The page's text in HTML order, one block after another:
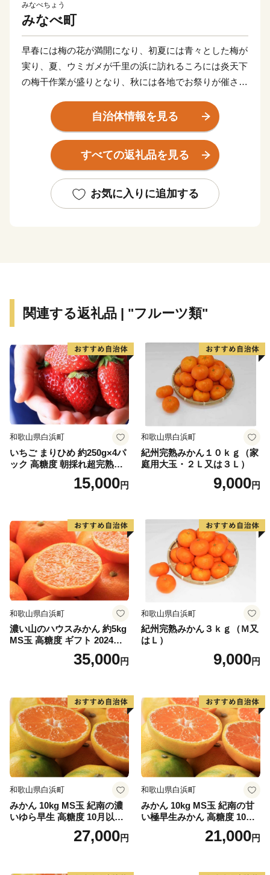
みなべちょう
みなべ町
早春には梅の花が満開になり、初夏には青々とした梅が
実り、夏、ウミガメが千里の浜に訪れるころには炎天下
の梅干作業が盛りとなり、秋には各地でお祭りが催され
っている皆様、みなべ町を応援してくださいませんか。
みなべ町の基幹産業である、梅を生産するシステムが、
平成27年12月15日（火）にFAO（国際連合食糧農業機
関本部）で開催された「GIAHS運営・科学合同委員
自治体情報を見る
すべての返礼品を見る
お気に入りに追加する
関連する返礼品 | "フルーツ類"
和歌山県白浜町
いちご まりひめ 約250g×4パ
ック 高糖度 朝採れ超完熟ま
りひめ 1月以降発送分
15,000円
和歌山県白浜町
紀州完熟みかん１０ｋｇ（家
庭用大玉・２Ｌ又は３Ｌ）
9,000円
和歌山県白浜町
濃い山のハウスみかん 約5kg
MS玉 高糖度 ギフト 2024年7
35,000円
和歌山県白浜町
紀州完熟みかん３ｋｇ（Ｍ又
はＬ）
9,000円
和歌山県白浜町
みかん 10kg MS玉 紀南の濃
いゆら早生 高糖度 10月以降
発送 マルチ被覆栽培27,000円
和歌山県白浜町
みかん 10kg MS玉 紀南の甘
い極早生みかん 高糖度 10月
以降発送 マルチ被覆栽培
21,000円